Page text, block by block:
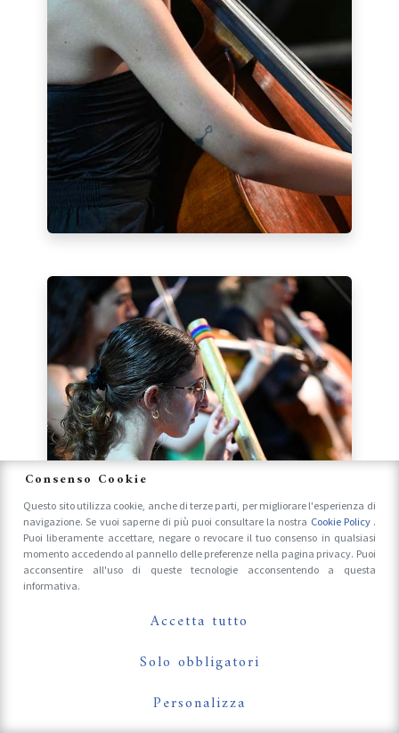
Consenso Cookie
Questo sito utilizza cookie, anche di terze parti, per migliorare l'esperienza di
navigazione. Se vuoi saperne di più puoi consultare la nostra Cookie Policy .
Puoi liberamente accettare, negare o revocare il tuo consenso in qualsiasi
momento accedendo al pannello delle preferenze nella pagina privacy. Puoi
acconsentire all'uso di queste tecnologie acconsentendo a questa
informativa.
Accetta tutto
Solo obbligatori
Personalizza